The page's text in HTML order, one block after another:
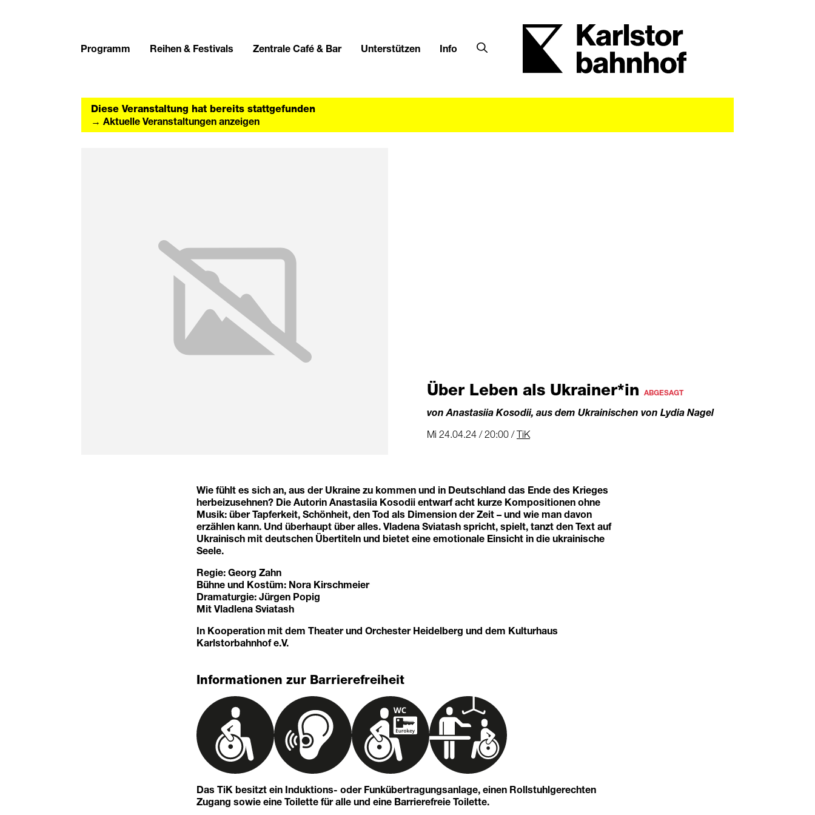
Programm Reihen & Festivals Zentrale Café & Bar Unterstützen Info
Diese Veranstaltung hat bereits stattgefunden
→ Aktuelle Veranstaltungen anzeigen
Über Leben als Ukrainer*in ABGESAGT
von Anastasiia Kosodii, aus dem Ukrainischen von Lydia Nagel
Mi 24.04.24 / 20:00 /TiK
Wie fühlt es sich an, aus der Ukraine zu kommen und in Deutschland das Ende des Krieges
herbeizusehnen? Die Autorin Anastasiia Kosodii entwarf acht kurze Kompositionen ohne
Musik: über Tapferkeit, Schönheit, den Tod als Dimension der Zeit – und wie man davon
erzählen kann. Und überhaupt über alles. Vladena Sviatash spricht, spielt, tanzt den Text auf
Ukrainisch mit deutschen Übertiteln und bietet eine emotionale Einsicht in die ukrainische
Seele.
Regie: Georg Zahn
Bühne und Kostüm: Nora Kirschmeier
Dramaturgie: Jürgen Popig
Mit Vladlena Sviatash
In Kooperation mit dem Theater und Orchester Heidelberg und dem Kulturhaus
Karlstorbahnhof e.V.
Informationen zur Barrierefreiheit
Das TiK besitzt ein Induktions- oder Funkübertragungsanlage, einen Rollstuhlgerechten
Zugang sowie eine Toilette für alle und eine Barrierefreie Toilette.